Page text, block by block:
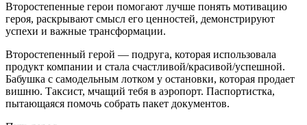
Второстепенные герои помогают лучше понять мотивацию
героя, раскрывают смысл его ценностей, демонстрируют
успехи и важные трансформации.
Второстепенный герой — подруга, которая использовала
продукт компании и стала счастливой/красивой/успешной.
Бабушка с самодельным лотком у остановки, которая продает
вишню. Таксист, мчащий тебя в аэропорт. Паспортистка,
пытающаяся помочь собрать пакет документов.